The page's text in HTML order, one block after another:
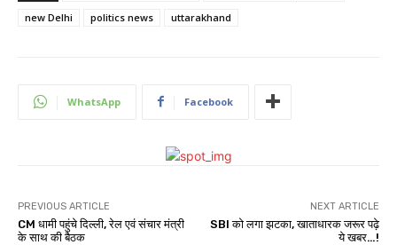
new Delhi
politics news uttarakhand
WhatsApp Facebook
PREVIOUS ARTICLE
CM धामी पहुंचे दिल्ली, रेल एवं संचार मंत्री
के साथ की बैठक
NEXT ARTICLE
SBI को लगा झटका, खाताधारक जरूर पढ़े
ये खबर…!